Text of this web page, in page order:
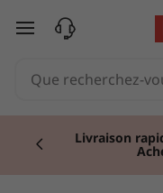
Ypasser au contenu
Livraison